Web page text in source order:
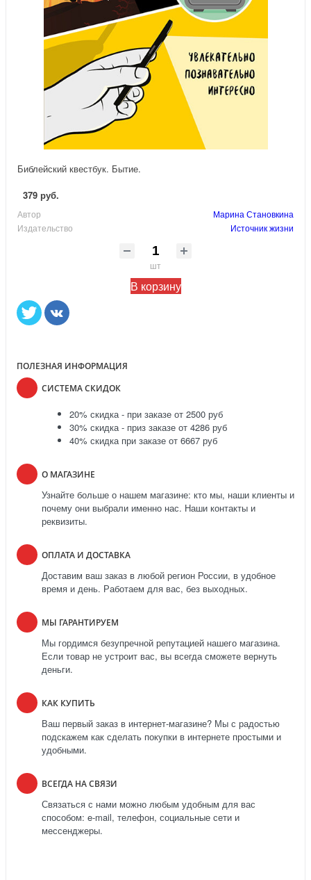
Библейский квестбук. Бытие.
379 руб.
Автор
Марина Становкина
Издательство
Источник жизни
шт
В корзину
ПОЛЕЗНАЯ ИНФОРМАЦИЯ
СИСТЕМА СКИДОК
20% скидка - при заказе от 2500 руб
30% скидка - приз заказе от 4286 руб
40% скидка при заказе от 6667 руб
О МАГАЗИНЕ
Узнайте больше о нашем магазине: кто мы, наши клиенты и
почему они выбрали именно нас. Наши контакты и
реквизиты.
ОПЛАТА И ДОСТАВКА
Доставим ваш заказ в любой регион России, в удобное
время и день. Работаем для вас, без выходных.
МЫ ГАРАНТИРУЕМ
Мы гордимся безупречной репутацией нашего магазина.
Если товар не устроит вас, вы всегда сможете вернуть
деньги.
КАК КУПИТЬ
Ваш первый заказ в интернет-магазине? Мы с радостью
подскажем как сделать покупки в интернете простыми и
удобными.
ВСЕГДА НА СВЯЗИ
Связаться с нами можно любым удобным для вас
способом: e-mail, телефон, социальные сети и
мессенджеры.